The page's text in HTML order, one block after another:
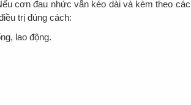
cơn đau nhức vẫn kéo dài và kèm theo các
trị đúng cách:
lao động.